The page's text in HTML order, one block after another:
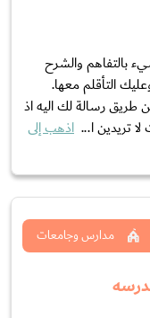
بالتفاهم والشرح
التأقلم معها.
رسالة لك اليه اذ
تريدين ا... اذهب إلى
مدارس وجامعات